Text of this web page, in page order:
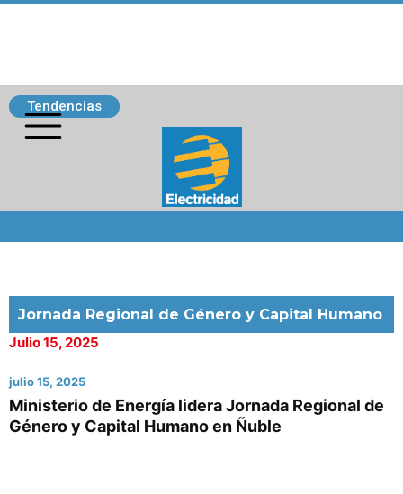
Tendencias
Jornada Regional de Género y Capital Humano
Julio 15, 2025
julio 15, 2025
Ministerio de Energía lidera Jornada Regional de
Género y Capital Humano en Ñuble